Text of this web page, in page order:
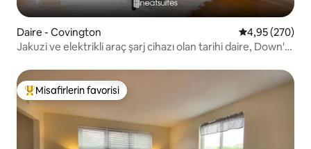
Daire - Covington 5 üzerinden
4,95 (270)
Jakuzi ve elektrikli araç şarj cihazı olan tarihi daire, Down'a
Misafirlerin favorilerinden en beğenilenler arasında
Misafirlerin favorisi